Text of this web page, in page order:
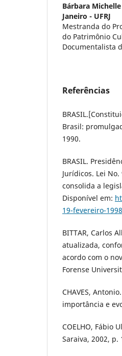
Bárbara
Janeiro - UFRJ
Mestranda do
do Patrimônio
Documentalista
Referências
Brasil:
1990.
BRASIL.
Jurídicos. Lei
consolida a
Disponível em:
19-fevereiro-
BITTAR, Carlos
atualizada,
acordo com o
Forense
CHAVES,
importância e
COELHO, Fábio
Saraiva, 2002, p.